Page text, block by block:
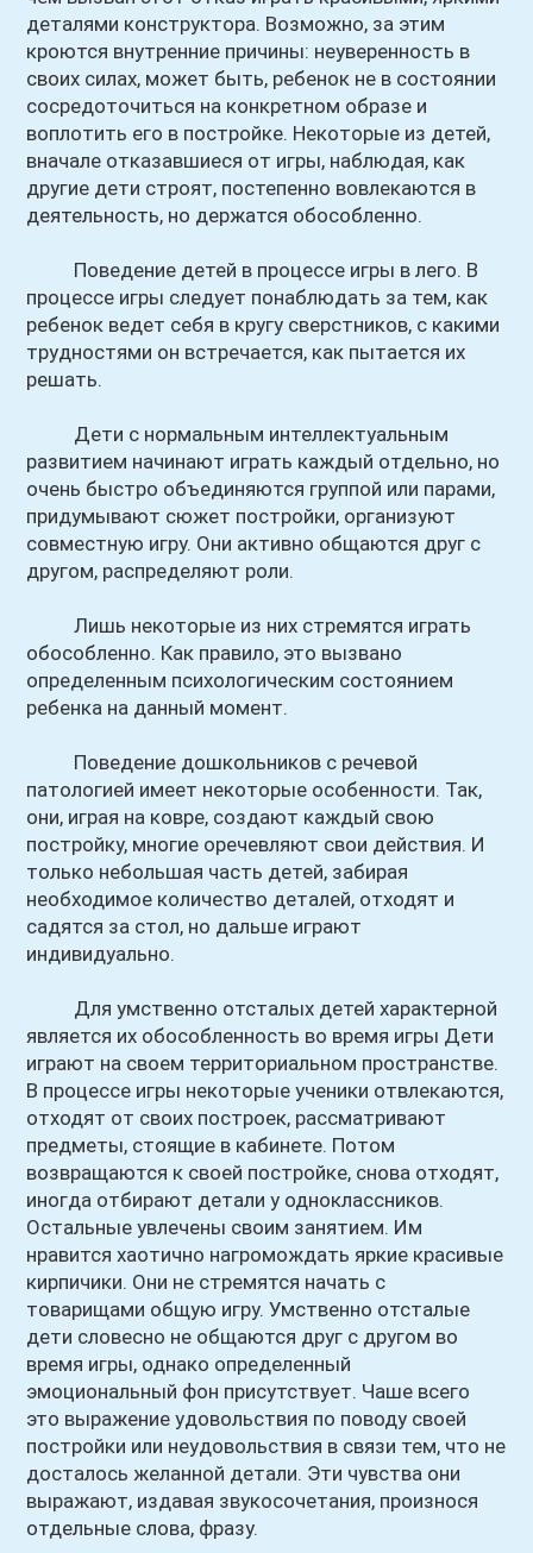
деталями конструктора. Возможно, за этим
кроются внутренние причины: неуверенность в
своих силах, может быть, ребенок не в состоянии
сосредоточиться на конкретном образе и
воплотить его в постройке. Некоторые из детей,
вначале отказавшиеся от игры, наблюдая, как
другие дети строят, постепенно вовлекаются в
деятельность, но держатся обособленно.
Поведение детей в процессе игры в лего. В
процессе игры следует понаблюдать за тем, как
ребенок ведет себя в кругу сверстников, с какими
трудностями он встречается, как пытается их
решать.
Дети с нормальным интеллектуальным
развитием начинают играть каждый отдельно, но
очень быстро объединяются группой или парами,
придумывают сюжет постройки, организуют
совместную игру. Они активно общаются друг с
другом, распределяют роли.
Лишь некоторые из них стремятся играть
обособленно. Как правило, это вызвано
определенным психологическим состоянием
ребенка на данный момент.
Поведение дошкольников с речевой
патологией имеет некоторые особенности. Так,
они, играя на ковре, создают каждый свою
постройку, многие оречевляют свои действия. И
только небольшая часть детей, забирая
необходимое количество деталей, отходят и
садятся за стол, но дальше играют
индивидуально.
Для умственно отсталых детей характерной
является их обособленность во время игры Дети
играют на своем территориальном пространстве.
В процессе игры некоторые ученики отвлекаются,
отходят от своих построек, рассматривают
предметы, стоящие в кабинете. Потом
возвращаются к своей постройке, снова отходят,
иногда отбирают детали у одноклассников.
Остальные увлечены своим занятием. Им
нравится хаотично нагромождать яркие красивые
кирпичики. Они не стремятся начать с
товарищами общую игру. Умственно отсталые
дети словесно не общаются друг с другом во
время игры, однако определенный
эмоциональный фон присутствует. Чаше всего
это выражение удовольствия по поводу своей
постройки или неудовольствия в связи тем, что не
досталось желанной детали. Эти чувства они
выражают, издавая звукосочетания, произнося
отдельные слова, фразу.